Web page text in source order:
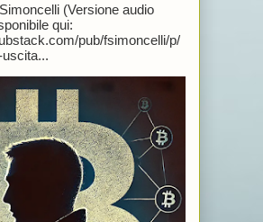
(Versione audio
qui:
pub/fsimoncelli/p/